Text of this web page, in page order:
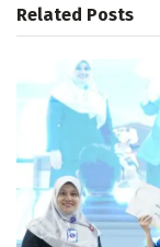
Related Posts